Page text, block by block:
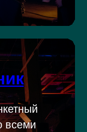
всеми